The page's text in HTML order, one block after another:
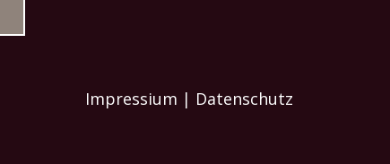
Impressium | Datenschutz